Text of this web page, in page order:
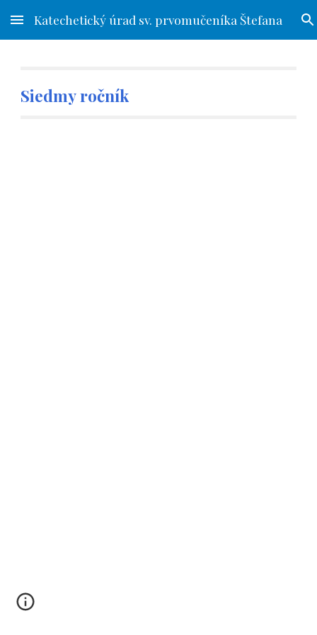
Skip to main content Skip to navigation
Katechetický úrad sv. prvomučeníka Štefana
Siedmyročník